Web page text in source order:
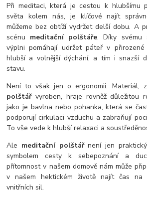
Při meditaci, která je cestou k hlubšímu
světa kolem nás, je klíčové najít
můžeme bez obtíží vydržet delší dobu. A
scénu meditační polštáře. Díky svému
výplni pomáhají udržet páteř v přirozené
hlubší a volnější dýchání, a tím i snazší
stavu.
Není to však jen o ergonomii. Materiál,
polštářvyroben, hraje rovněž důležitou
jako je bavlna nebo pohanka, která se
podporují cirkulaci vzduchu a zabraňují
To vše vede k hlubší relaxaci a
Ale meditační polštářnení jen
symbolem cesty k sebepoznání a
přítomnost v našem domově nám může
v našem hektickém životě najít čas na
vnitřních sil.